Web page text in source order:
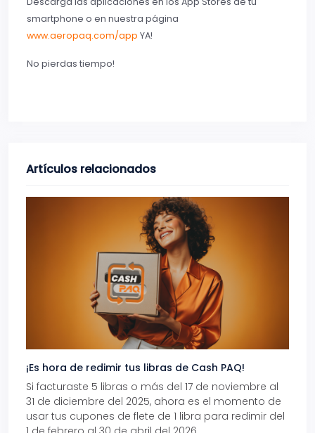
smartphone o en nuestra página
www.aeropaq.com/app YA!
No pierdas tiempo!
Artículos relacionados
¡Es hora de redimir tus libras de Cash PAQ!
Si facturaste 5 libras o más del 17 de noviembre al
31 de diciembre del 2025, ahora es el momento de
usar tus cupones de flete de 1 libra para redimir del